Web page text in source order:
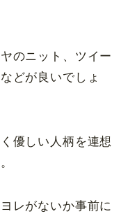
のニット、ツイー
どが良いでしょ
優しい人柄を連想
レがないか事前に